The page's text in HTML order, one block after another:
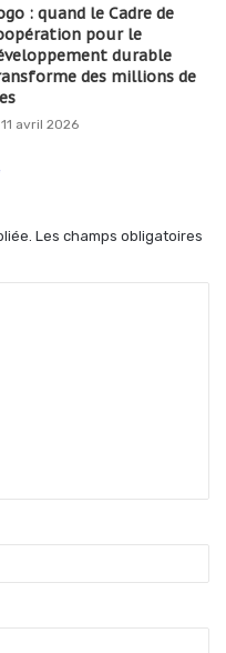
: quand le Cadre de
pour le
durable
des millions de
11 avril 2026
Les champs obligatoires